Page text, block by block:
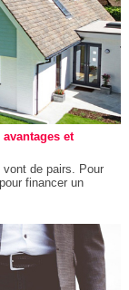
et
de pairs. Pour
financer un